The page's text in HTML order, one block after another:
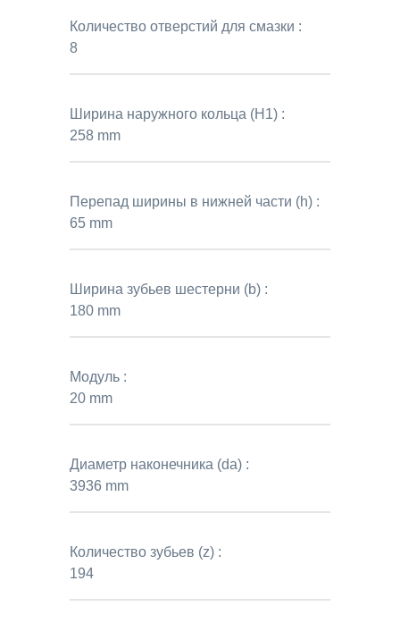
Количество отверстий для смазки :
8
Ширина наружного кольца (H1) :
258 mm
Перепад ширины в нижней части (h) :
65 mm
Ширина зубьев шестерни (b) :
180 mm
Модуль :
20 mm
Диаметр наконечника (da) :
3936 mm
Количество зубьев (z) :
194